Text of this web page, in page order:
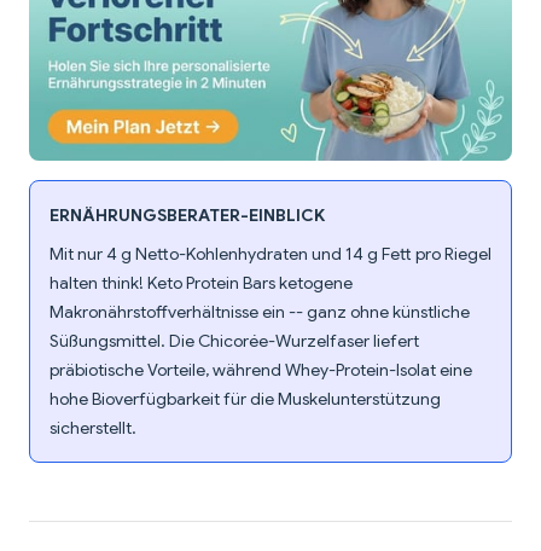
ERNÄHRUNGSBERATER-EINBLICK
Mit nur 4 g Netto-Kohlenhydraten und 14 g Fett pro Riegel
halten think! Keto Protein Bars ketogene
Makronährstoffverhältnisse ein -- ganz ohne künstliche
Süßungsmittel. Die Chicorée-Wurzelfaser liefert
präbiotische Vorteile, während Whey-Protein-Isolat eine
hohe Bioverfügbarkeit für die Muskelunterstützung
sicherstellt.